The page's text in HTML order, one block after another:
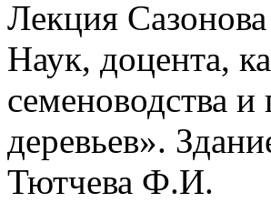
Лекция
Наук, доцента,
семеноводства
деревьев».
Тютчева Ф.И.